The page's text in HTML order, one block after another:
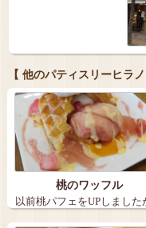
【 他のパティスリーヒラ
桃のワッフル
以前桃パフェをUPしました
日は桃のワ…